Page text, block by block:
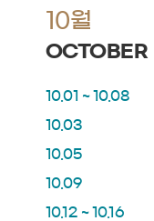
10월
OCTOBER
10.01 ~ 10.08
10.03
10.05
10.09
10.12 ~ 10.16